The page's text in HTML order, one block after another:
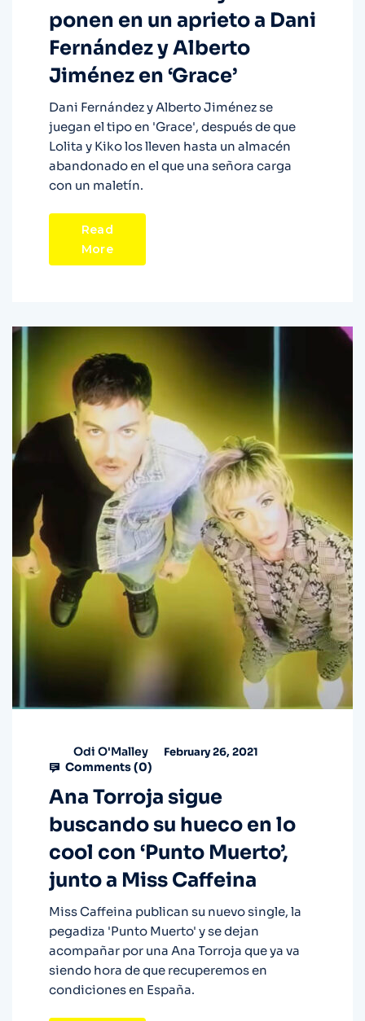
ponen en un aprieto a Dani
Fernández y Alberto
Jiménez en ‘Grace’
Dani Fernández y Alberto Jiménez se
juegan el tipo en 'Grace', después de que
Lolita y Kiko los lleven hasta un almacén
abandonado en el que una señora carga
con un maletín.
Read
More
Odi O'Malley February 26, 2021
Comments (0)
Ana Torroja sigue
buscando su hueco en lo
cool con ‘Punto Muerto’,
junto a Miss Caffeina
Miss Caffeina publican su nuevo single, la
pegadiza 'Punto Muerto' y se dejan
acompañar por una Ana Torroja que ya va
siendo hora de que recuperemos en
condiciones en España.